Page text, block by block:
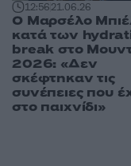
12:5621.06.26
Ο Μαρσέλο
κατά των
break στο
2026: «Δεν
σκέφτηκαν τις
συνέπειες που
στο παιχνίδι»